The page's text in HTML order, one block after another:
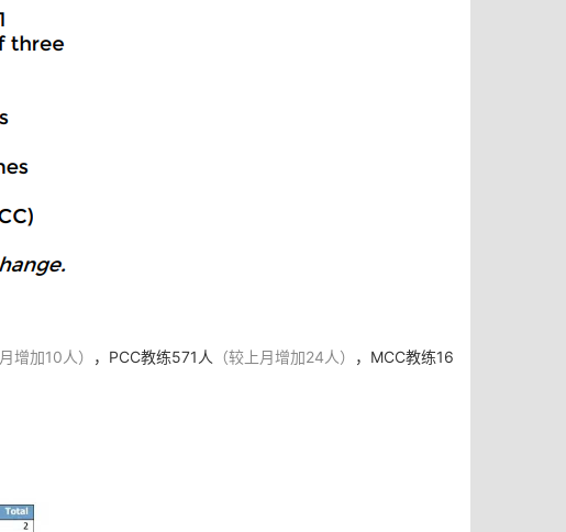
月增加10人） ，PCC教练571人 （较 上月增加24人）
，MCC教练16